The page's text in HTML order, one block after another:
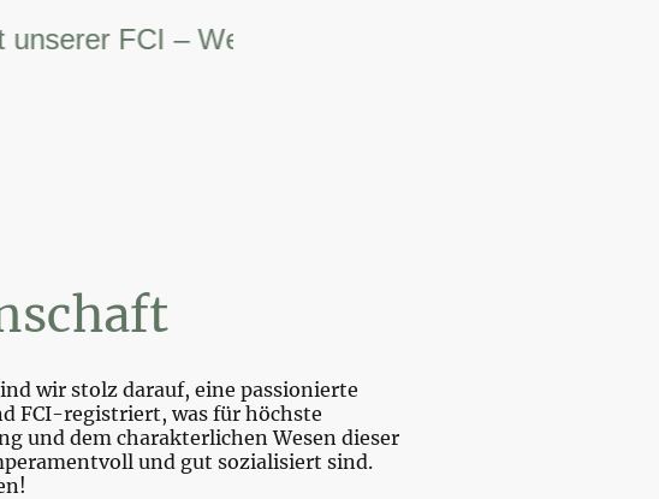
FCI – Weltsiegerin.
wir stolz darauf, eine passionierte
FCI-registriert, was für höchste
und dem charakterlichen Wesen dieser
und gut sozialisiert sind.